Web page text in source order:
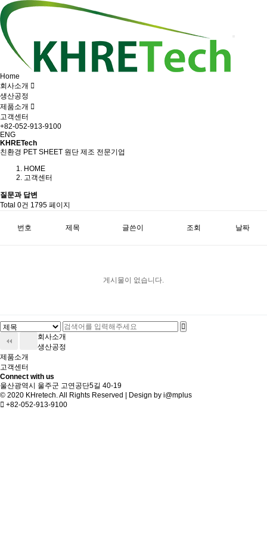
Home
회사소개
생산공정
제품소개
고객센터
+82-052-913-9100
ENG
KHRETech
친환경 PET SHEET 원단 제조 전문기업
HOME
고객센터
질문과 답변
Total 0건 1795 페이지
번호 제목 글쓴이 조회 날짜
게시물이 없습니다.
회사소개
생산공정
제품소개
고객센터
Connect with us
울산광역시 울주군 고연공단5길 40-19
© 2020 KHretech. All Rights Reserved | Design by i@mplus
+82-052-913-9100